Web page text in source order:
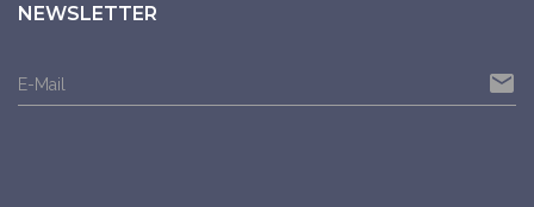
NEWSLETTER
E-Mail email